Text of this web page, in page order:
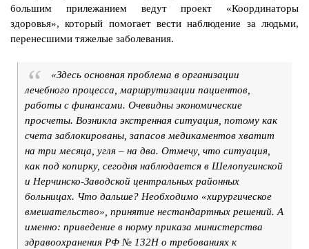
большим прилежанием ведут проект «Координаторы
здоровья», который помогает вести наблюдение за людьми,
перенесшими тяжелые заболевания.
«Здесь основная проблема в организации
лечебного процесса, маршрутизации пациентов,
работы с финансами. Очевидны экономические
просчеты. Возникла экстренная ситуация, потому как
счета заблокированы, запасов медикаментов хватит
на три месяца, угля – на два. Отмечу, что ситуация,
как под копирку, сегодня наблюдается в Шелопугинской
и Нерчинско-Заводской центральных районных
больницах. Что дальше? Необходимо «хирургическое
вмешательство», принятие нестандартных решений. А
именно: приведение в норму приказа министерства
здравоохранения РФ № 132Н о требованиях к